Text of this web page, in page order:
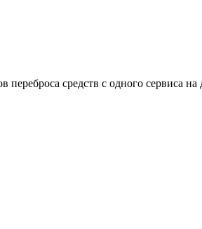
средств с одного сервиса